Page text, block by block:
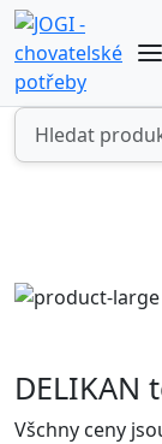
Všchny ceny